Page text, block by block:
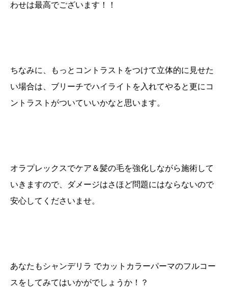
わせは最高でございます！！
ちなみに、もっとコントラストをつけて立体的に見せた
い場合は、ブリーチでハイライトを入れてやると更にコ
ントラストがついていいかなと思います。
オラプレックスでケア＆髪の毛を強化しながら施術して
いきますので、ダメージはさほど問題にはならないので
安心してくださいませ。
あなたもシャンデリラ でカットカラーパーマのフルコー
スをしてみてはいかがでしょうか！？